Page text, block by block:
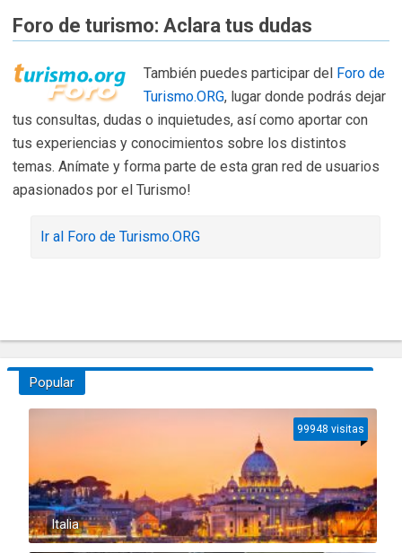
Foro de turismo: Aclara tus dudas
También puedes participar del Foro de
Turismo.ORG, lugar donde podrás dejar
tus consultas, dudas o inquietudes, así como aportar con
tus experiencias y conocimientos sobre los distintos
temas. Anímate y forma parte de esta gran red de usuarios
apasionados por el Turismo!
Ir al Foro de Turismo.ORG
Popular
Italia
99948 visitas